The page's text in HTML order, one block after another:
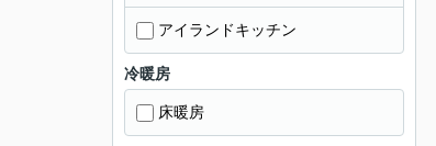
アイランドキッチン
冷暖房
床暖房